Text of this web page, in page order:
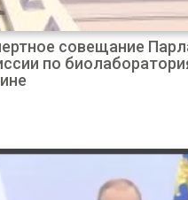
совещание
по